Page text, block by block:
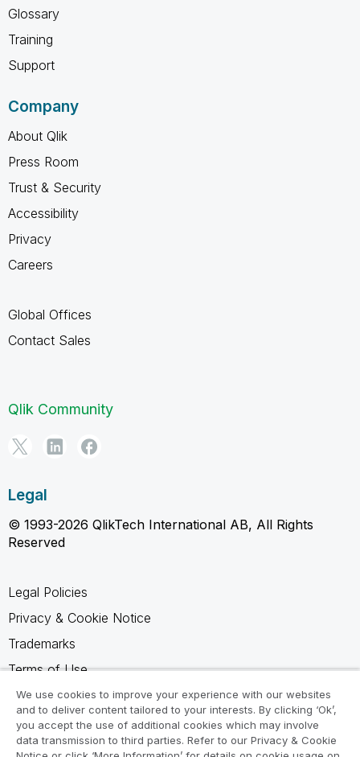
Glossary
Training
Support
Company
About Qlik
Press Room
Trust & Security
Accessibility
Privacy
Careers
Global Offices
Contact Sales
Qlik Community
Legal
© 1993-2026 QlikTech International AB, All Rights
Reserved
Legal Policies
Privacy & Cookie Notice
Trademarks
Terms of Use
Legal Agreements
Product Terms
Do not share my info
We use cookies to improve your experience with our websites
and to deliver content tailored to your interests. By clicking ‘Ok’,
you accept the use of additional cookies which may involve
data transmission to third parties. Refer to our Privacy & Cookie